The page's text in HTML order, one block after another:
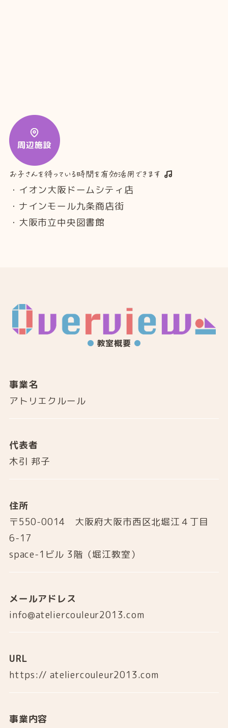
・イオン大阪ドームシティ店
・ナインモール九条商店街
・大阪市立中央図書館
教室概要
事業名
アトリエクルール
代表者
木引 邦子
住所
〒550-0014 大阪府大阪市西区北堀江４丁目
6-17
space-1ビル 3階（堀江教室）
メールアドレス
info@ateliercouleur2013.com
URL
https:// ateliercouleur2013.com
事業内容